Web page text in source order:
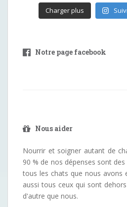
Charger plus
Notre page facebook
Nous aider
Nourrir et soigner autant de
90 % de nos dépenses sont
tous les chats que nous avons
aussi tous ceux qui sont
d'autre que nous.